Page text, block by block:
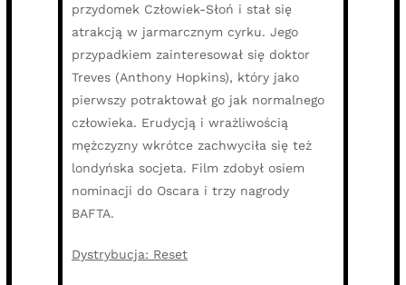
przydomek Człowiek-Słoń i stał się
atrakcją w jarmarcznym cyrku. Jego
przypadkiem zainteresował się doktor
Treves (Anthony Hopkins), który jako
pierwszy potraktował go jak normalnego
człowieka. Erudycją i wrażliwością
mężczyzny wkrótce zachwyciła się też
londyńska socjeta. Film zdobył osiem
nominacji do Oscara i trzy nagrody
BAFTA.
Dystrybucja: Reset